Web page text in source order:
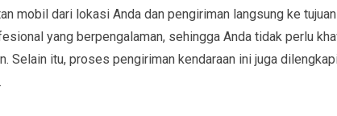
mobil dari lokasi Anda dan pengiriman langsung ke
yang berpengalaman, sehingga Anda tidak perlu
Selain itu, proses pengiriman kendaraan ini juga